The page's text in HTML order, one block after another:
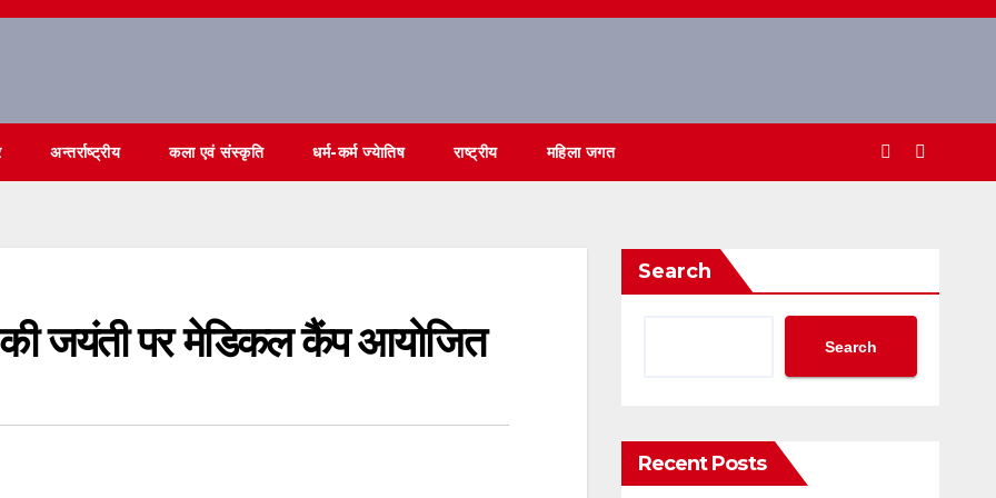
अन्तर्राष्ट्रीय कला एवं संस्कृति धर्म-कर्म ज्येातिष राष्ट्रीय महिला जगत
की जयंती पर मेडिकल कैंप आयोजित
Search
Search
Recent Posts